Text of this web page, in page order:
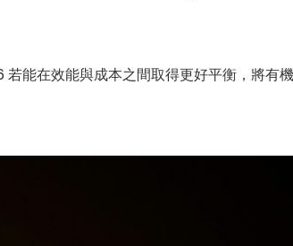
能在效能與成本之間取得更好平衡，將有